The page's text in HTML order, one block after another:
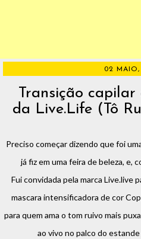
02 MAIO,
Transição
da Live.Life (Tô
Preciso começar dizendo que foi
já fiz em uma feira de beleza, e,
Fui convidada pela marca Live.live
mascara intensificadora de cor
para quem ama o tom ruivo mais
ao vivo no palco do